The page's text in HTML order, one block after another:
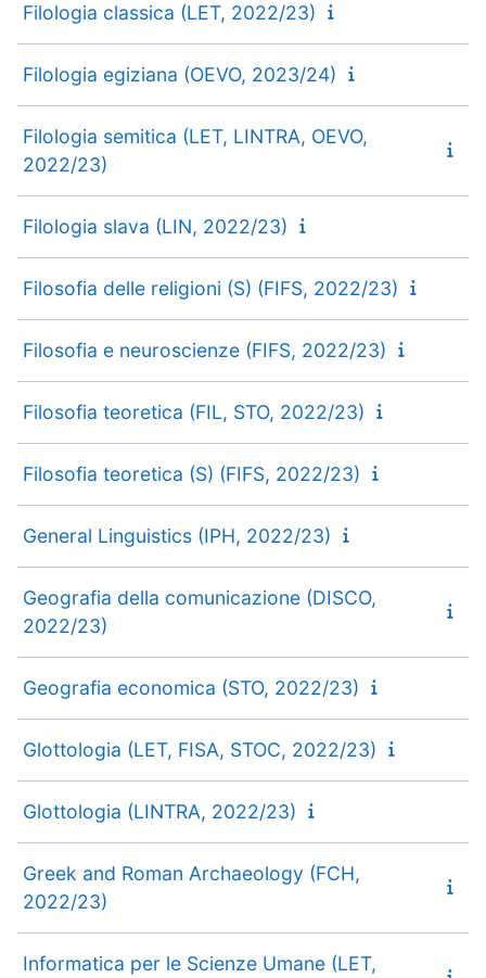
Filologia classica (LET, 2022/23)
Filologia egiziana (OEVO, 2023/24)
Filologia semitica (LET, LINTRA, OEVO,
2022/23)
Filologia slava (LIN, 2022/23)
Filosofia delle religioni (S) (FIFS, 2022/23)
Filosofia e neuroscienze (FIFS, 2022/23)
Filosofia teoretica (FIL, STO, 2022/23)
Filosofia teoretica (S) (FIFS, 2022/23)
General Linguistics (IPH, 2022/23)
Geografia della comunicazione (DISCO,
2022/23)
Geografia economica (STO, 2022/23)
Glottologia (LET, FISA, STOC, 2022/23)
Glottologia (LINTRA, 2022/23)
Greek and Roman Archaeology (FCH,
2022/23)
Informatica per le Scienze Umane (LET,